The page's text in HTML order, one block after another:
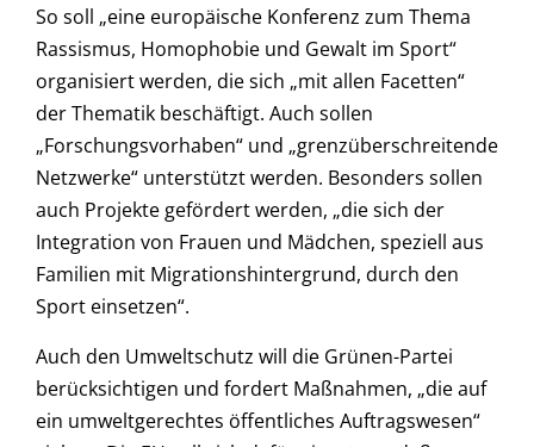
So soll „eine europäische Konferenz zum Thema
Rassismus, Homophobie und Gewalt im Sport“
organisiert werden, die sich „mit allen Facetten“
der Thematik beschäftigt. Auch sollen
„Forschungsvorhaben“ und „grenzüberschreitende
Netzwerke“ unterstützt werden. Besonders sollen
auch Projekte gefördert werden, „die sich der
Integration von Frauen und Mädchen, speziell aus
Familien mit Migrationshintergrund, durch den
Sport einsetzen“.
Auch den Umweltschutz will die Grünen-Partei
berücksichtigen und fordert Maßnahmen, „die auf
ein umweltgerechtes öffentliches Auftragswesen“